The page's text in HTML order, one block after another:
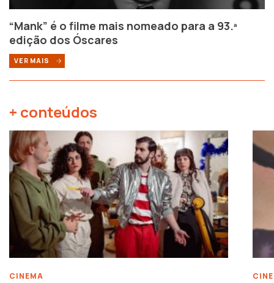
“Mank” é o filme mais nomeado para a 93.ª
edição dos Óscares
VER MAIS
+ conteúdos
CINEMA